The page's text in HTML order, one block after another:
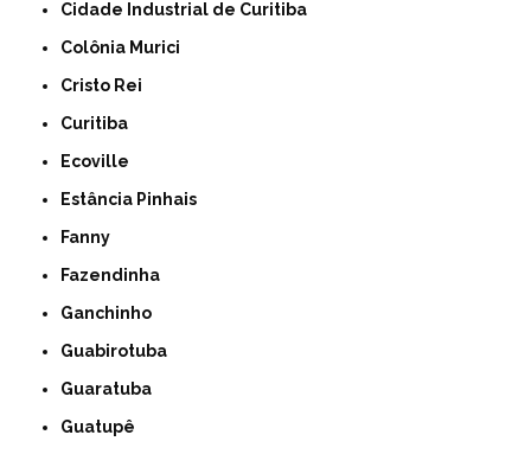
Cidade Industrial de Curitiba
Colônia Murici
Cristo Rei
Curitiba
Ecoville
Estância Pinhais
Fanny
Fazendinha
Ganchinho
Guabirotuba
Guaratuba
Guatupê